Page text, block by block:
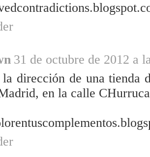
31 de octubre de 2012 a
dirección de una tienda
en la calle